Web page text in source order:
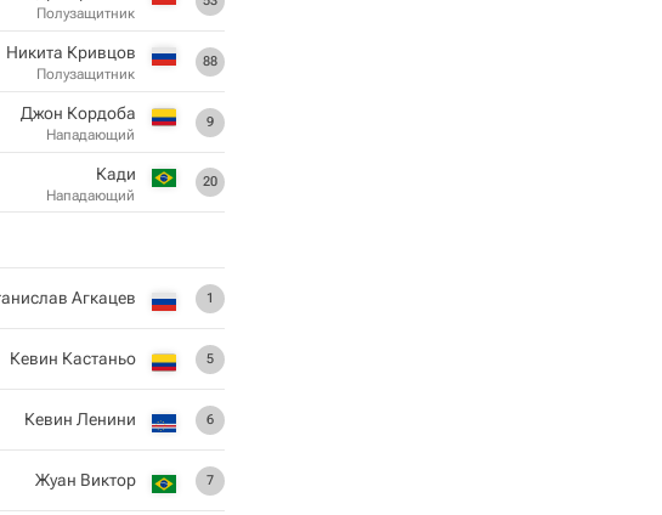
Полузащитник
88
Никита Кривцов
Полузащитник
9
Джон Кордоба
Нападающий
20
Кади
Нападающий
1
Агкацев
5
Кевин Кастаньо
6
Кевин Ленини
7
Жуан Виктор